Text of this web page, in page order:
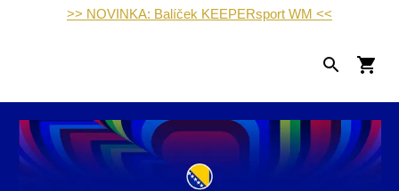
>> NOVINKA: Balíček KEEPERsport WM <<